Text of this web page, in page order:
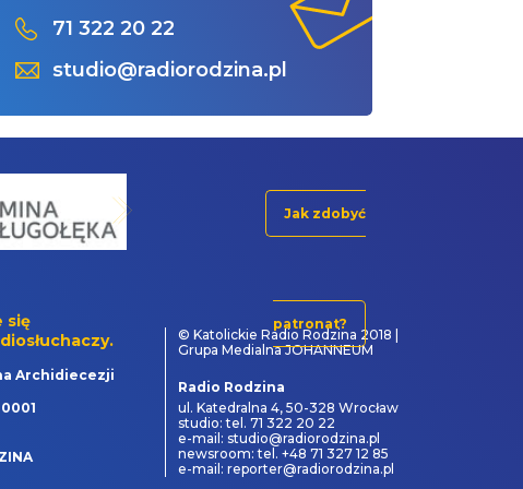
71 322 20 22
studio@radiorodzina.pl
Jak zdobyć
patronat?
się
Archidiecezji
© Katolickie Radio Rodzina 2018 |
Grupa Medialna JOHANNEUM
Radio Rodzina
ul. Katedralna 4, 50-328 Wrocław
studio: tel. 71 322 20 22
e-mail: studio@radiorodzina.pl
newsroom: tel. +48 71 327 12 85
e-mail: reporter@radiorodzina.pl